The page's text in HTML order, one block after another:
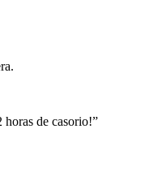
de casorio!”